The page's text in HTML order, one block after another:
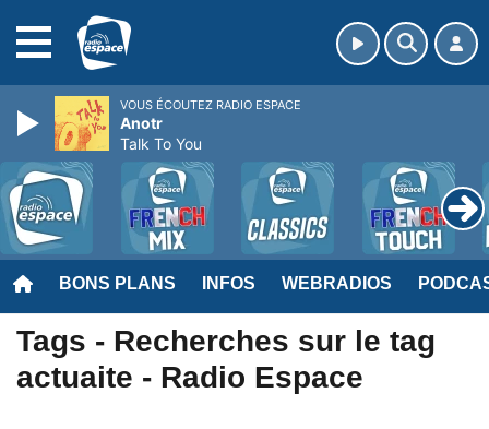
BONS PLANS INFOS WEBRADIOS
Tags - Recherches sur le tag
actuaite - Radio Espace
VOUS ÉCOUTEZ RADIO ESPACE
Anotr
Talk To You